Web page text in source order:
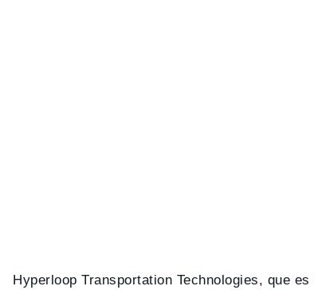
Hyperloop Transportation Technologies, que